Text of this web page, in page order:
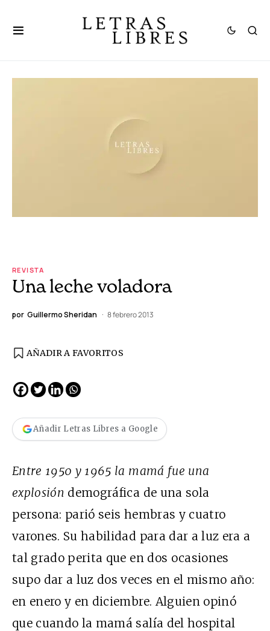
REVISTA
Una leche voladora
por Guillermo Sheridan 8 febrero 2013
AÑADIR A FAVORITOS
Añadir Letras Libres a Google
Entre 1950 y 1965 la mamá fue una
explosión demográfica de una sola
persona: parió seis hembras y cuatro
varones. Su habilidad para dar a luz era a
tal grado perita que en dos ocasiones
supo dar a luz dos veces en el mismo año:
en enero y en diciembre. Alguien opinó
que cuando la mamá salía del hospital